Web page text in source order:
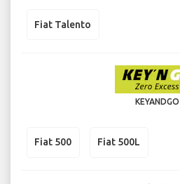
Fiat Talento
KEYANDGO
Fiat 500 Fiat 500L